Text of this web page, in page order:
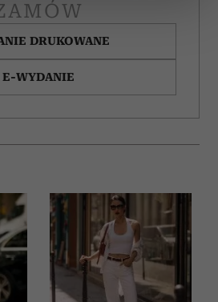
Deklaracji plików cookie możesz
zgodę w dowolnej chwili.
do spersonalizowania treści
funkcje społecznościowe i
udostępniamy partnerom
DRUKOWANE
E-WYDANIE